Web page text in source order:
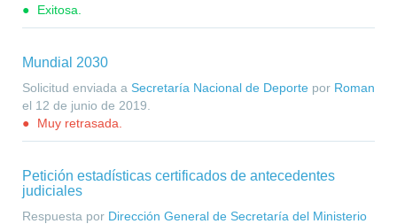
Exitosa.
Mundial 2030
Solicitud enviada a Secretaría Nacional de Deporte por Roman
el 12 de junio de 2019
Muy retrasada.
Petición estadísticas certificados de antecedentes
judiciales
Respuesta por Dirección General de Secretaría del Ministerio